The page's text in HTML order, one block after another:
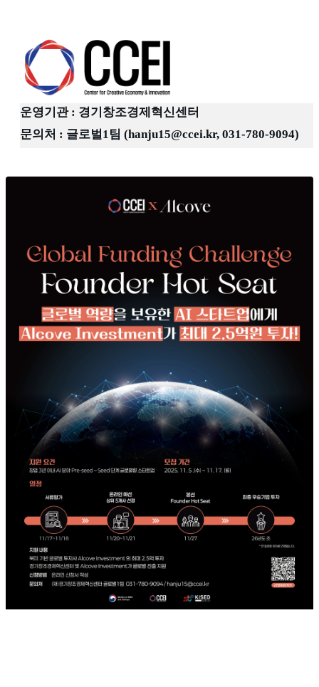
운영기관 : 경기창조경제혁신센터
문의처 : 글로벌1팀 (hanju15@ccei.kr, 031-780-9094)